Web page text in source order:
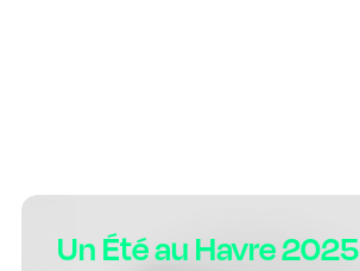
Un Été au Havre 2025